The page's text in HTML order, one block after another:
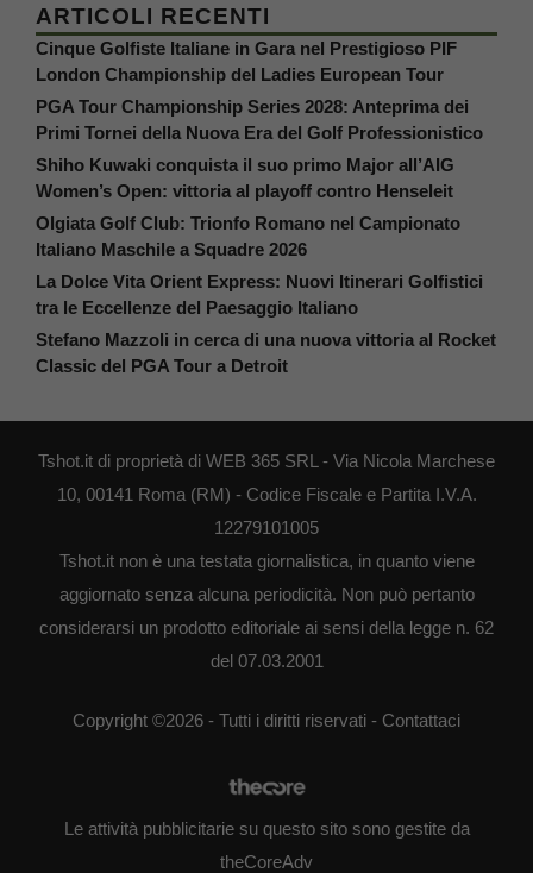
ARTICOLI RECENTI
Cinque Golfiste Italiane in Gara nel Prestigioso PIF
London Championship del Ladies European Tour
PGA Tour Championship Series 2028: Anteprima dei
Primi Tornei della Nuova Era del Golf Professionistico
Shiho Kuwaki conquista il suo primo Major all’AIG
Women’s Open: vittoria al playoff contro Henseleit
Olgiata Golf Club: Trionfo Romano nel Campionato
Italiano Maschile a Squadre 2026
La Dolce Vita Orient Express: Nuovi Itinerari Golfistici
tra le Eccellenze del Paesaggio Italiano
Stefano Mazzoli in cerca di una nuova vittoria al Rocket
Classic del PGA Tour a Detroit
Tshot.it di proprietà di WEB 365 SRL - Via Nicola Marchese
10, 00141 Roma (RM) - Codice Fiscale e Partita I.V.A.
12279101005
Tshot.it non è una testata giornalistica, in quanto viene
aggiornato senza alcuna periodicità. Non può pertanto
considerarsi un prodotto editoriale ai sensi della legge n. 62
del 07.03.2001
Copyright ©2026 - Tutti i diritti riservati - Contattaci
Le attività pubblicitarie su questo sito sono gestite da
theCoreAdv